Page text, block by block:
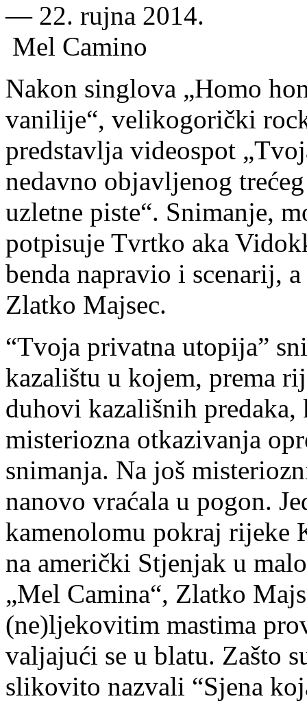
― 22. rujna 2014.
Mel Camino
Nakon singlova „Homo
vanilije“, velikogorički
predstavlja videospot
nedavno objavljenog
uzletne piste“. Snimanje,
potpisuje Tvrtko aka
benda napravio i scenarij,
Zlatko Majsec.
“Tvoja privatna utopija”
kazalištu u kojem, prema
duhovi kazališnih
misteriozna otkazivanja
snimanja. Na još
nanovo vraćala u pogon.
kamenolomu pokraj rijeke
na američki Stjenjak u
„Mel Camina“, Zlatko
(ne)ljekovitim mastima
valjajući se u blatu. Zašto
slikovito nazvali “Sjena